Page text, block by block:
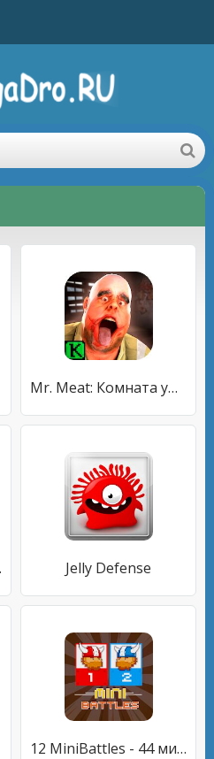
Mr. Meat: Комната ужасов Игра-головоломка
Jelly Defense
12 MiniBattles - 44 мини-игр для 2 игроков